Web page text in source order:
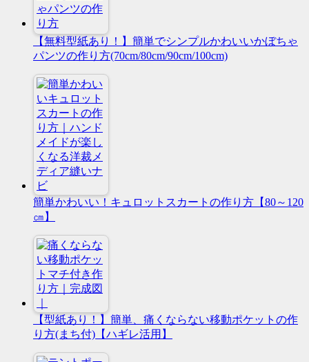
【無料型紙あり！】簡単でシンプルかわいいかぼちゃ
パンツの作り方(70cm/80cm/90cm/100cm)
簡単かわいい！キュロットスカートの作り方【80～120
㎝】
【型紙あり！】簡単、痛くならない移動ポケットの作
り方(まち付)【ハギレ活用】